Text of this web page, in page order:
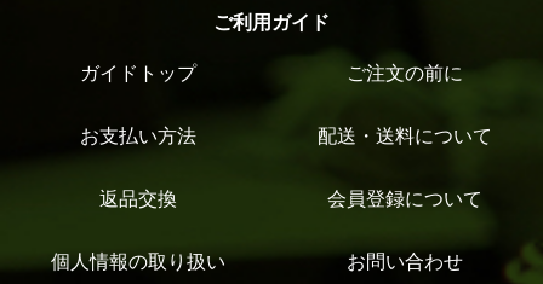
ご利用ガイド
ガイドトップ ご注文の前に
お支払い方法 配送・送料について
返品交換 会員登録について
個人情報の取り扱い お問い合わせ